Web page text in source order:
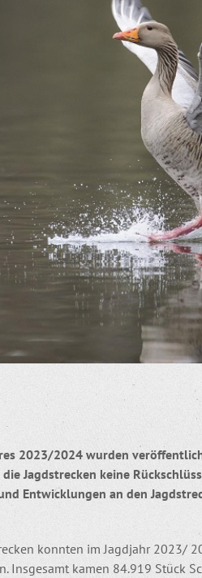
2023/2024 wurden
Jagdstrecken keine
Entwicklungen an den
konnten im Jagdjahr 2023/
Insgesamt kamen 84.919 Stück